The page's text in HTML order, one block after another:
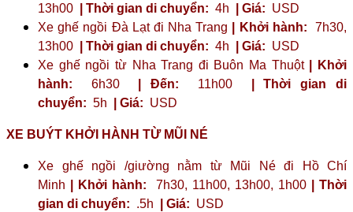
13h00
| Thời gian di chuyển: 4h | Giá: USD
Xe ghế ngồi Đà Lạt đi Nha Trang
| Khởi hành: 7h30,
13h00
| Thời gian di chuyển: 4h | Giá: USD
Xe ghế ngồi từ Nha Trang đi Buôn Ma Thuột
| Khởi
hành: 6h30 | Đến: 11h00
| Thời gian di
chuyển: 5h | Giá: USD
XE BUÝT KHỞI HÀNH TỪ MŨI NÉ
Xe ghế ngồi /giường nằm từ Mũi Né đi Hồ Chí
Minh
| Khởi hành: 7h30, 11h00, 13h00, 1h00
| Thời
gian di chuyển: .5h | Giá: USD